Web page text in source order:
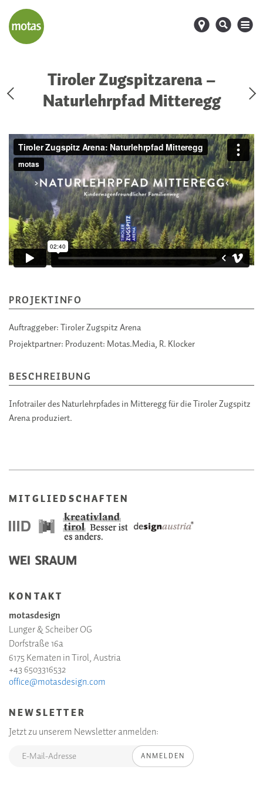
d s M
Tiroler Zugspitzarena –
Naturlehrpfad Mitteregg
PROJEKTINFO
Auftraggeber:Tiroler Zugspitz Arena
Projektpartner: Produzent: Motas.Media, R. Klocker
BESCHREIBUNG
Infotrailer des Naturlehrpfades in Mitteregg für die Tiroler Zugspitz
Arena produziert.
MITGLIEDSCHAFTEN
KONTAKT
motasdesign
Lunger & Scheiber OG
Dorfstraße 16a
6175 Kematen in Tirol, Austria
+43 6503316532
office@motasdesign.com
NEWSLETTER
Jetzt zu unserem Newsletter anmelden:
ANMELDEN